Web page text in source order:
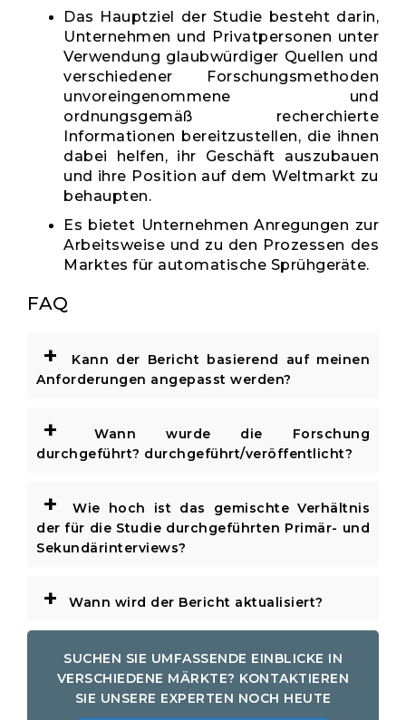
Das Hauptziel der Studie besteht darin,
Unternehmen und Privatpersonen unter
Verwendung glaubwürdiger Quellen und
verschiedener Forschungsmethoden
unvoreingenommene und
ordnungsgemäß recherchierte
Informationen bereitzustellen, die ihnen
dabei helfen, ihr Geschäft auszubauen
und ihre Position auf dem Weltmarkt zu
behaupten.
Es bietet Unternehmen Anregungen zur
Arbeitsweise und zu den Prozessen des
Marktes für automatische Sprühgeräte.
FAQ
+
Kann der Bericht basierend auf meinen
Anforderungen angepasst werden?
+
Wann wurde die Forschung
durchgeführt? durchgeführt/veröffentlicht?
+
Wie hoch ist das gemischte Verhältnis
der für die Studie durchgeführten Primär- und
Sekundärinterviews?
+ Wann wird der Bericht aktualisiert?
SUCHEN SIE UMFASSENDE EINBLICKE IN
VERSCHIEDENE MÄRKTE? KONTAKTIEREN
SIE UNSERE EXPERTEN NOCH HEUTE